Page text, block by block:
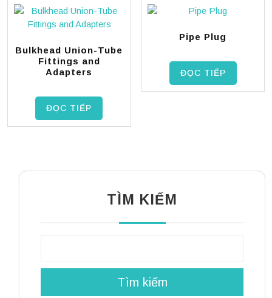
Bulkhead Union-Tube
Fittings and
Adapters
ĐỌC TIẾP
Pipe Plug
ĐỌC TIẾP
TÌM KIẾM
Tìm kiếm